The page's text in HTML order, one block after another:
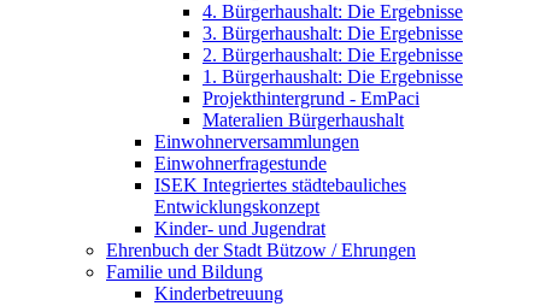
4. Bürgerhaushalt: Die Ergebnisse
3. Bürgerhaushalt: Die Ergebnisse
2. Bürgerhaushalt: Die Ergebnisse
1. Bürgerhaushalt: Die Ergebnisse
Projekthintergrund - EmPaci
Materalien Bürgerhaushalt
Einwohnerversammlungen
Einwohnerfragestunde
ISEK Integriertes städtebauliches
Entwicklungskonzept
Kinder- und Jugendrat
Ehrenbuch der Stadt Bützow / Ehrungen
Familie und Bildung
Kinderbetreuung